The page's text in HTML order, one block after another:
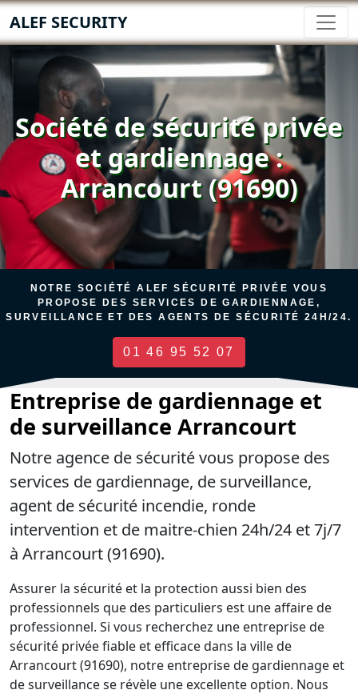
ALEF SECURITY
Société de sécurité privée
et gardiennage :
Arrancourt (91690)
NOTRE SOCIÉTÉ ALEF SÉCURITÉ PRIVÉE VOUS
PROPOSE DES SERVICES DE GARDIENNAGE,
SURVEILLANCE ET DES AGENTS DE SÉCURITÉ 24H/24.
01 46 95 52 07
Entreprise de gardiennage et
de surveillance Arrancourt
Notre agence de sécurité vous propose des
services de gardiennage, de surveillance,
agent de sécurité incendie, ronde
intervention et de maitre-chien 24h/24 et 7j/7
à Arrancourt (91690).
Assurer la sécurité et la protection aussi bien des
professionnels que des particuliers est une affaire de
professionnel. Si vous recherchez une entreprise de
sécurité privée fiable et efficace dans la ville de
Arrancourt (91690), notre entreprise de gardiennage et
de surveillance se révèle une excellente option. Nous